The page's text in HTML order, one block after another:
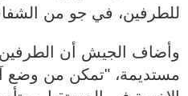
للطرفين، في جو من
وأضاف الجيش أن الطرفين
مستديمة، "تمكن من وضع